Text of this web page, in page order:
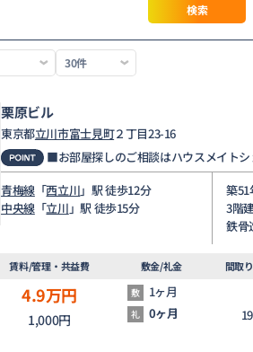
検索
栗原ビル
東京都立川市富士見町２丁目23-16
■お部屋探しのご相談はハウスメイト
青梅線「西立川」駅 徒歩12分
中央線「立川 」駅 徒歩15分
築51
3階
鉄骨
賃料/管理・共益費 敷金/礼金 間取
4.9万円
1,000円
敷 1ヶ月
礼 0ヶ月